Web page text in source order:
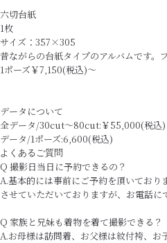
六切台紙
1枚
サイズ：357×305
昔ながらの台紙タイプのアルバムです。
1ポーズ￥7,150(税込)～
データについて
全データ/30cut～80cut:￥55,000(税込)
データ/1ポーズ:6,600(税込)
よくあるご質問
Q 撮影日当日に予約できるの？
A.基本的には事前にご予約を頂いており
させていただいておりますが、お電話に
Q 家族と兄妹も着物を着て撮影できる？
A.お母様は訪問着、お父様は紋付袴、お